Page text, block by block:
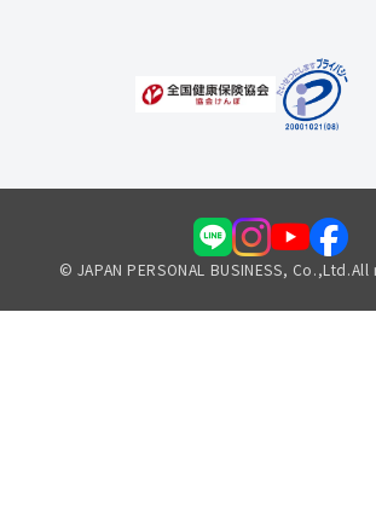
© JAPAN PERSONAL BUSINESS,